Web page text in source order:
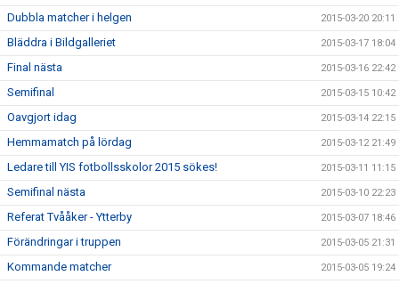
Dubbla matcher i helgen 2015-03-20 20:11
Bläddra i Bildgalleriet 2015-03-17 18:04
Final nästa 2015-03-16 22:42
Semifinal 2015-03-15 10:42
Oavgjort idag 2015-03-14 22:15
Hemmamatch på lördag 2015-03-12 21:49
Ledare till YIS fotbollsskolor 2015 sökes! 2015-03-11 11:15
Semifinal nästa 2015-03-10 22:23
Referat Tvååker - Ytterby 2015-03-07 18:46
Förändringar i truppen 2015-03-05 21:31
Kommande matcher 2015-03-05 19:24